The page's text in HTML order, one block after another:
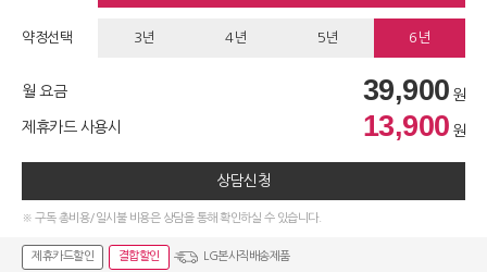
약정선택 3년 4년 5년 6년
월 요금 39,900 원
제휴카드 사용시 13,900 원
상담신청
※ 구독 총비용/일시불 비용은 상담을 통해 확인하실 수 있습니다.
제휴카드할인 결합할인 LG본사직배송제품